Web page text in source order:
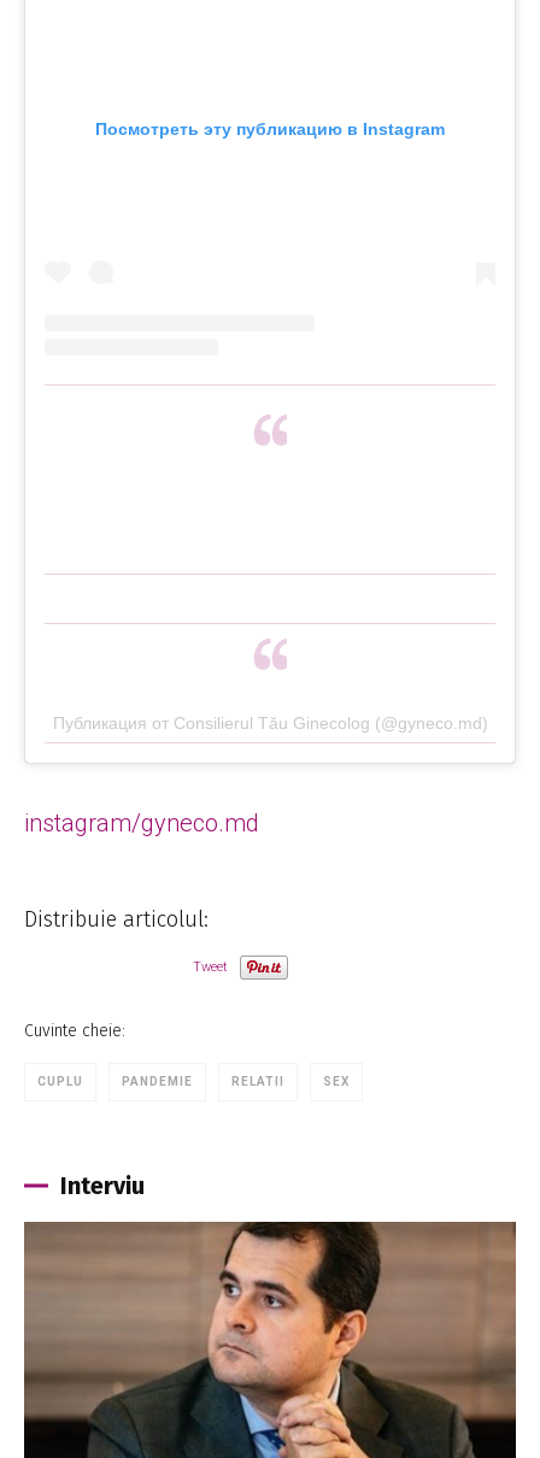
Посмотреть эту публикацию в Instagram
Публикация от Consilierul Tău Ginecolog (@gyneco.md)
instagram/gyneco.md
Distribuie articolul:
Tweet
Cuvinte cheie:
CUPLU PANDEMIE RELATII SEX
Interviu